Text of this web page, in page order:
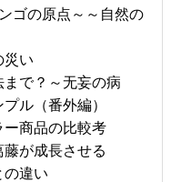
ゴの原点～～自然の
災い
で？～无妄の病
ル（番外編）
商品の比較考
が成長させる
の違い